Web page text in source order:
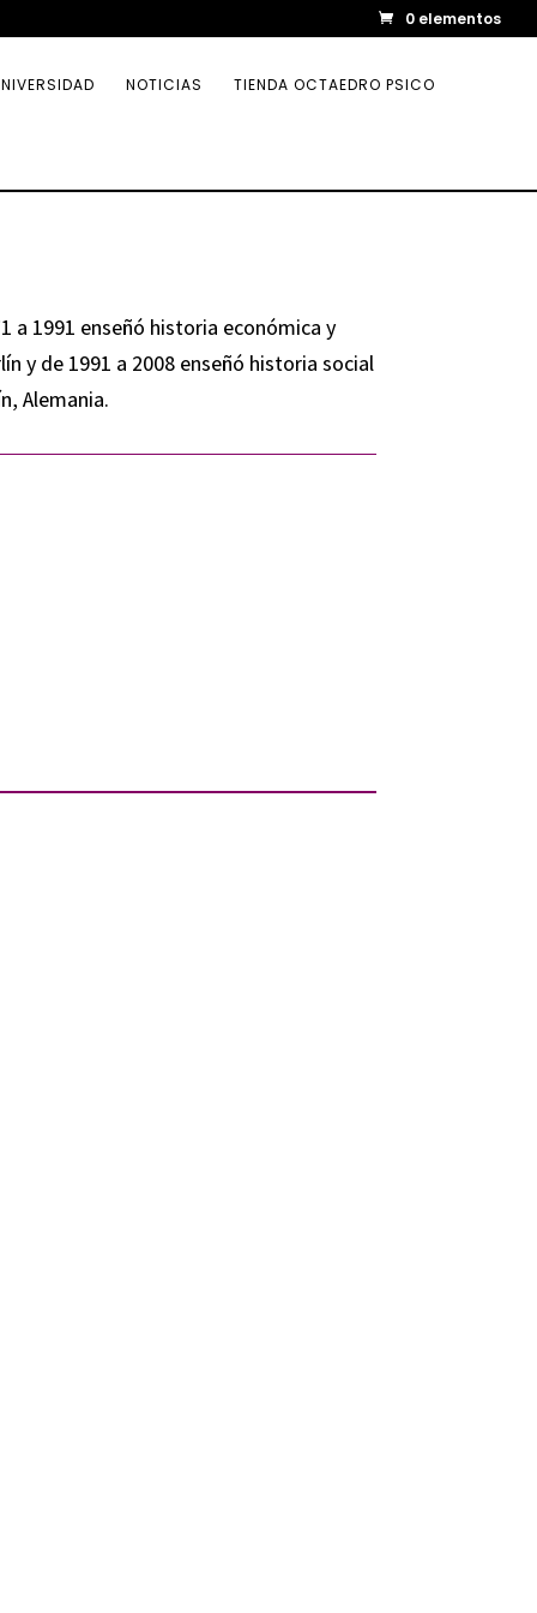
0 elementos
NOTICIAS TIENDA OCTAEDRO PSICO
a 1991 enseñó historia económica y
y de 1991 a 2008 enseñó historia social
Alemania.